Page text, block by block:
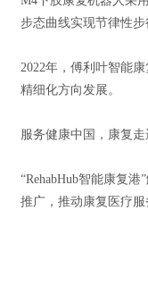
步态曲线实现节律性
2022年，傅利叶智能
精细化方向发展。
服务健康中国，康复
“RehabHub智能康复
推广，推动康复医疗